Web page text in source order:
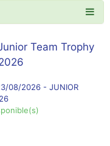
Team Trophy
08/2026 - JUNIOR